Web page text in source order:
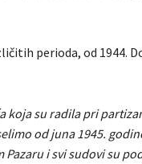
perioda, od 1944.
koja su radila pri
od juna 1945.
i svi sudovi su